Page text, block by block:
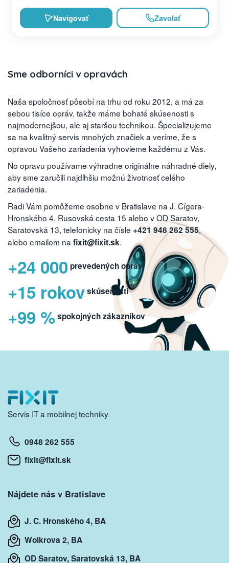
Navigovať Zavolať
Sme odborníci v opravách
Naša spoločnosť pôsobí na trhu od roku 2012, a má za
sebou tisíce opráv, takže máme bohaté skúsenosti s
najmodernejšou, ale aj staršou technikou. Špecializujeme
sa na kvalitný servis mnohých značiek a veríme, že s
opravou Vašeho zariadenia vyhovieme každému z Vás.
No opravu používame výhradne originálne náhradné diely,
aby sme zaručili najdlhšiu možnú životnosť celého
zariadenia.
Radi Vám pomôžeme osobne v Bratislave na J. Cígera-
Hronského 4, Rusovská cesta 15 alebo v OD Saratov,
Saratovská 13, telefonicky na čísle +421 948 262 555,
alebo emailom na fixit@fixit.sk.
+24 000 prevedených opráv
+15 rokovskúseností
+99 %spokojných zákazníkov
Servis IT a mobilnej techniky
0948 262 555
fixit@fixit.sk
Nájdete nás v Bratislave
J. C. Hronského 4, BA
Wolkrova 2, BA
OD Saratov, Saratovská 13, BA